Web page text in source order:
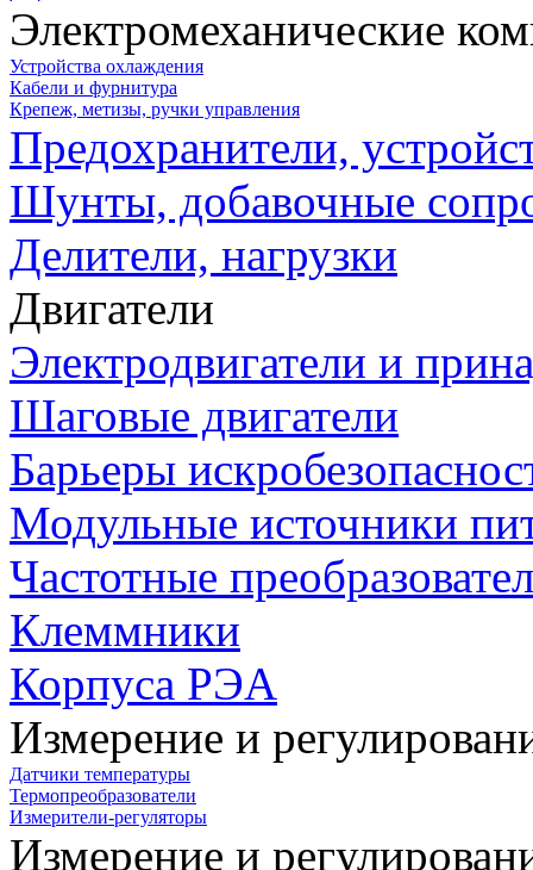
Электромеханические
Устройства охлаждения
Кабели и фурнитура
Крепеж, метизы, ручки управления
Предохранители,
Шунты, добавочные
Делители, нагрузки
Двигатели
Электродвигатели и
Шаговые двигатели
Барьеры
Модульные источники
Частотные
Клеммники
Корпуса РЭА
Измерение и
Датчики температуры
Термопреобразователи
Измерители-регуляторы
Измерение и